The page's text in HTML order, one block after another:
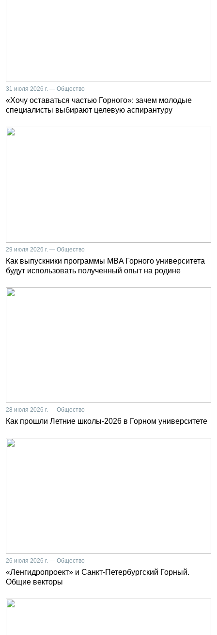
31 июля 2026 г. — Общество
«Хочу оставаться частью Горного»: зачем молодые
специалисты выбирают целевую аспирантуру
29 июля 2026 г. — Общество
Как выпускники программы MBA Горного университета
будут использовать полученный опыт на родине
28 июля 2026 г. — Общество
Как прошли Летние школы-2026 в Горном университете
26 июля 2026 г. — Общество
«Ленгидропроект» и Санкт-Петербургский Горный.
Общие векторы